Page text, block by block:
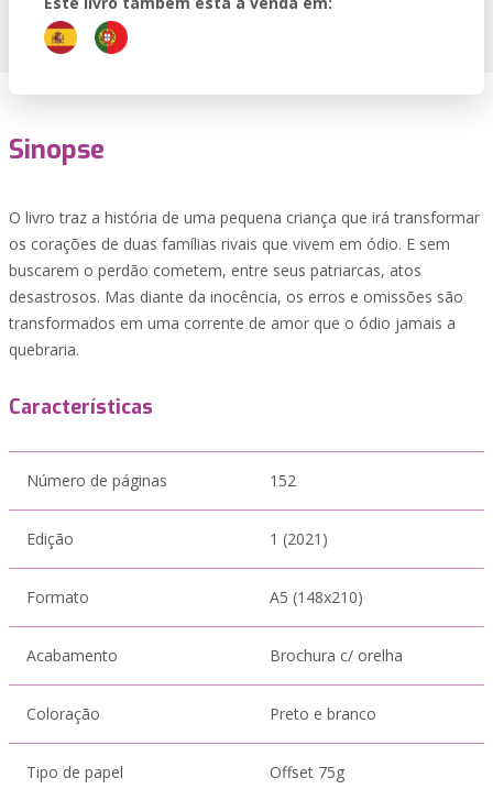
Sinopse
O livro traz a história de uma pequena criança que irá transformar
os corações de duas famílias rivais que vivem em ódio. E sem
buscarem o perdão cometem, entre seus patriarcas, atos
desastrosos. Mas diante da inocência, os erros e omissões são
transformados em uma corrente de amor que o ódio jamais a
quebraria.
Características
Número de páginas 152
Edição 1 (2021)
Formato A5 (148x210)
Acabamento Brochura c/ orelha
Coloração Preto e branco
Tipo de papel Offset 75g